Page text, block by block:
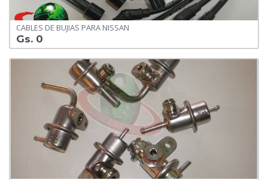
CABLES DE BUJIAS PARA NISSAN
Gs. 0